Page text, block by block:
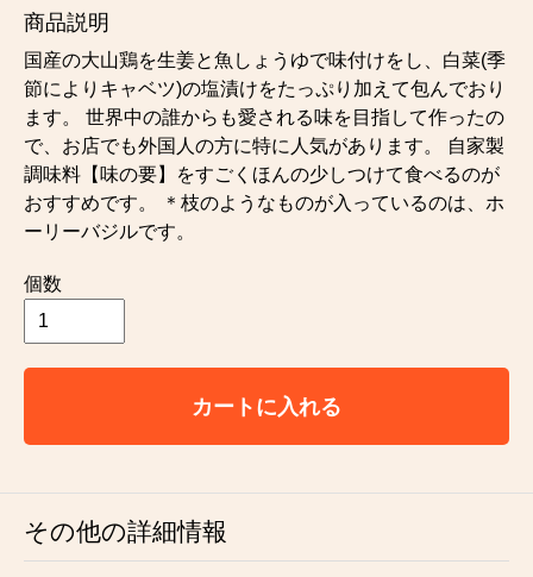
商品説明
国産の大山鶏を生姜と魚しょうゆで味付けをし、白菜(季
節によりキャベツ)の塩漬けをたっぷり加えて包んでおり
ます。 世界中の誰からも愛される味を目指して作ったの
で、お店でも外国人の方に特に人気があります。 自家製
調味料【味の要】をすごくほんの少しつけて食べるのが
おすすめです。 ＊枝のようなものが入っているのは、ホ
ーリーバジルです。
個数
カートに入れる
その他の詳細情報